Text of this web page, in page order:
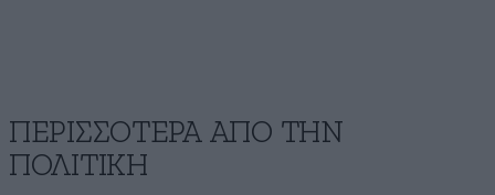
ΠΕΡΙΣΣΟΤΕΡΑ ΑΠΟ ΤΗΝ
ΠΟΛΙΤΙΚΗ